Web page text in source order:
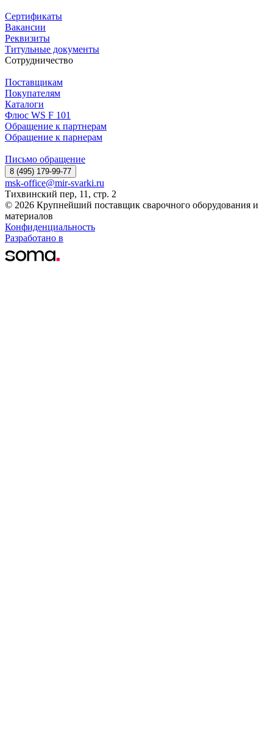
Сертификаты
Вакансии
Реквизиты
Титульные документы
Сотрудничество
Поставщикам
Покупателям
Каталоги
Флюс WS F 101
Обращение к партнерам
Обращение к парнерам
Письмо обращение
8 (495) 179-99-77
msk-office@mir-svarki.ru
Тихвинский пер, 11, стр. 2
© 2026 Крупнейший поставщик сварочного оборудования и
материалов
Конфиденциальность
Разработано в